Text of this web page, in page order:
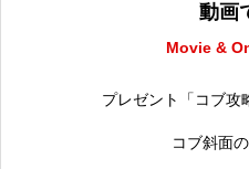
動画
Movie &
プレゼント「コブ攻
コブ斜面